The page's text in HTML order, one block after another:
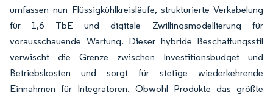
umfassen nun Flüssigkühlkreisläufe, strukturierte Verkabelung
für 1,6 TbE und digitale Zwillingsmodellierung für
vorausschauende Wartung. Dieser hybride Beschaffungsstil
verwischt die Grenze zwischen Investitionsbudget und
Betriebskosten und sorgt für stetige wiederkehrende
Einnahmen für Integratoren. Obwohl Produkte das größte